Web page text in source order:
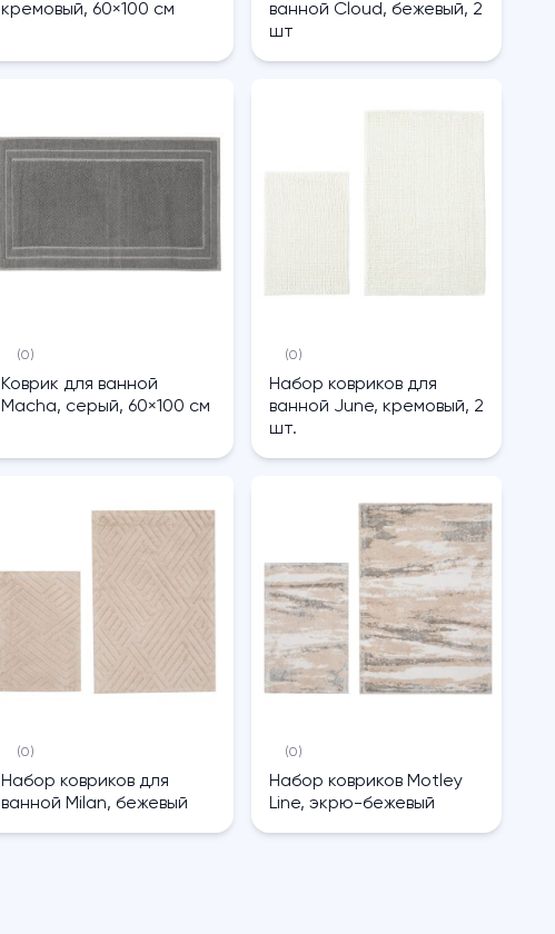
кремовый, 60×100 см
ванной Cloud, бежевый, 2
шт
(0)
Коврик для ванной
Macha, серый, 60×100 см
(0)
Набор ковриков для
ванной June, кремовый, 2
шт.
(0)
Набор ковриков для
ванной Milan, бежевый
(0)
Набор ковриков Motley
Line, экрю-бежевый